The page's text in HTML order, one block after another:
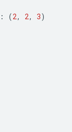
: (2, 2, 3)